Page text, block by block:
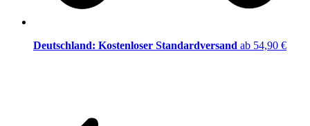
Deutschland: Kostenloser Standardversand ab 54,90 €